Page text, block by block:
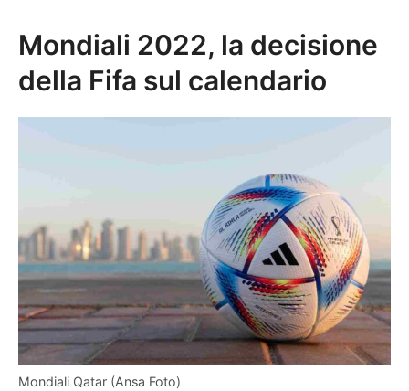
Mondiali 2022, la decisione
della Fifa sul calendario
Mondiali Qatar (Ansa Foto)